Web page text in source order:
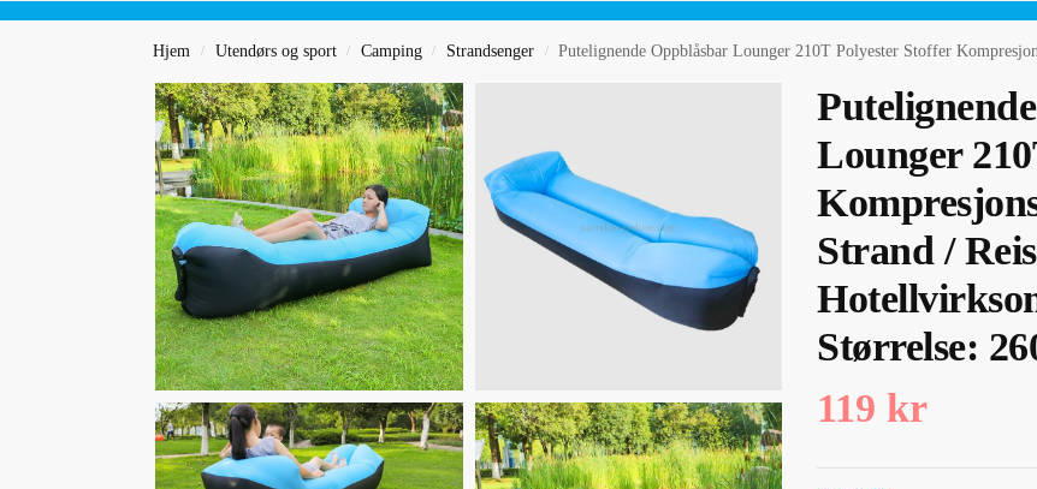
Hjem / Utendørs og sport / Camping / Strandsenger / Putelignende Oppblåsbar Lounger 210T Polyester Stoffer Kompresjons Luftsekk
Lounger
Strand /
Størrelse:
119 kr